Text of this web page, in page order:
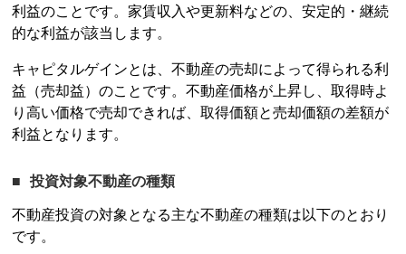
利益のことです。家賃収入や更新料などの、安定的・継続
的な利益が該当します。
キャピタルゲインとは、不動産の売却によって得られる利
益（売却益）のことです。不動産価格が上昇し、取得時よ
り高い価格で売却できれば、取得価額と売却価額の差額が
利益となります。
投資対象不動産の種類
不動産投資の対象となる主な不動産の種類は以下のとおり
です。